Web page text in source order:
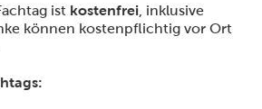
ist kostenfrei , inklusive
können kostenpflichtig vor Ort